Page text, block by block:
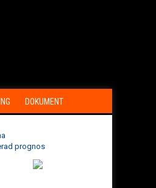
DOKUMENT
prognos